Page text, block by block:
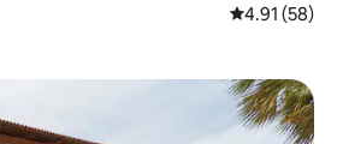
平均评分
4.91 (58)